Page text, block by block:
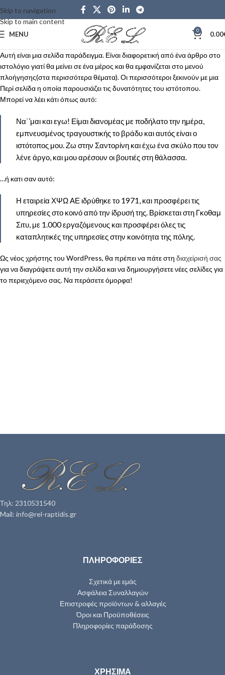
Skip to navigation
Skip to main content
MENU 0 0.00
Αυτή είναι μια σελίδα παράδειγμα. Είναι διαφορετική από ένα άρθρο στο
ιστολόγιο γιατί θα μείνει σε ένα μέρος και θα εμφανίζεται στο μενού
πλοήγησης(στα περισσότερα θέματα). Οι περισσότεροι ξεκινούν με μια
Περί σελίδα η οποία παρουσιάζει τις δυνατότητες του ιστότοπου.
Μπορεί να λέει κάτι όπως αυτό:
Να΄’μαι και εγω! Είμαι διανομέας με ποδήλατο την ημέρα,
εμπνευσμένος τραγουστικής το βράδυ και αυτός είναι ο
ιστότοπος μου. Ζω στην Σαντορίνη και έχω ένα σκύλο που τον
λένε άργο, και μου αρέσουν οι βουτιές στη θάλασσα.
…ή κατι σαν αυτό:
Η εταιρεία ΧΨΩ ΑΕ ιδρύθηκε το 1971, και προσφέρει τις
υπηρεσίες στο κοινό από την ίδρυσή της. Βρίσκεται στη Γκοθαμ
Σιτυ, με 1.000 εργαζόμενους και προσφέρει όλες τις
καταπλητικές της υπηρεσίες στην κοινότητα της πόλης.
Ως νέος χρήστης του WordPress, θα πρέπει να πάτε στη διαχείρισή σας
για να διαγράψετε αυτή την σελίδα και να δημιουργήσετε νέες σελίδες για
το περιεχόμενο σας. Να περάσετε όμορφα!
Τηλ: 2310531540
Mail: info@rel-raptidis.gr
ΠΛΗΡΟΦΟΡΙΕΣ
Σχετικά με εμάς
Ασφάλεια Συναλλαγών
Επιστροφές προϊόντων & αλλαγές
Όροι και Προϋποθέσεις
Πληροφορίες παράδοσης
ΧΡΗΣΙΜΑ